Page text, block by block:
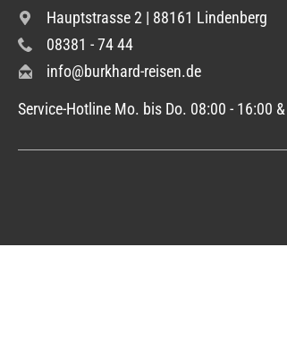
Hauptstrasse 2 | 88161 Lindenberg
08381 - 74 44
info@burkhard-reisen.de
Service-Hotline Mo. bis Do. 08:00 - 16:00